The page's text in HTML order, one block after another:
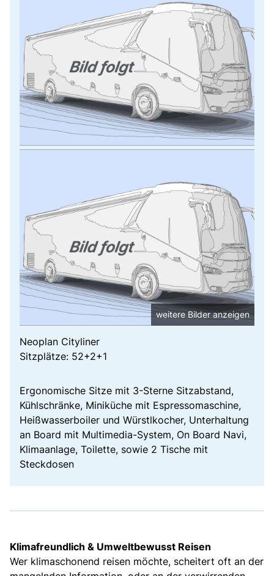
weitere Bilder anzeigen
Neoplan Cityliner
Sitzplätze: 52+2+1
Ergonomische Sitze mit 3-Sterne Sitzabstand,
Kühlschränke, Miniküche mit Espressomaschine,
Heißwasserboiler und Würstlkocher, Unterhaltung
an Board mit Multimedia-System, On Board Navi,
Klimaanlage, Toilette, sowie 2 Tische mit
Steckdosen
Klimafreundlich & Umweltbewusst Reisen
Wer klimaschonend reisen möchte, scheitert oft an der